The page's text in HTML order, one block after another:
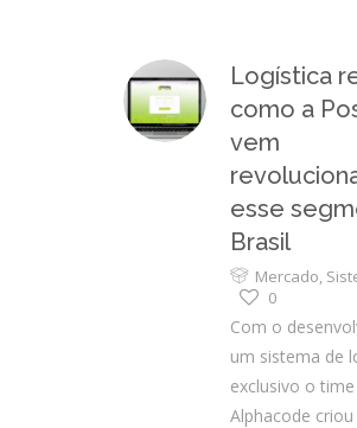
Logística
como a
vem
esse
Brasil
Mercado,
0
Com o
um sistema de
exclusivo o
Alphacode